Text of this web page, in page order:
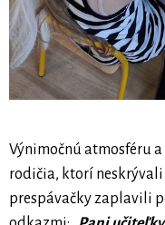
Výnimočnú atmosféru
rodičia, ktorí neskrývali
prespávačky zaplavili